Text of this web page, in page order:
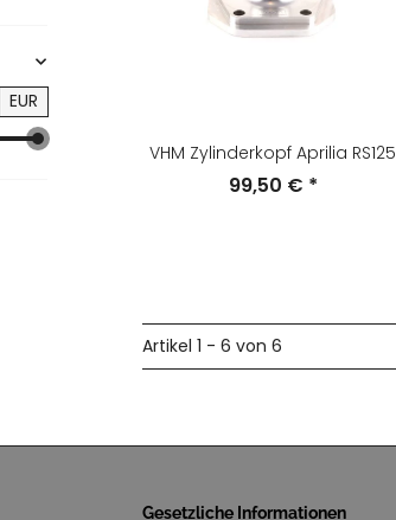
VHM Zylinderkopf Aprilia RS125
99,50 € *
Artikel 1 - 6 von 6
EUR
Gesetzliche Informationen